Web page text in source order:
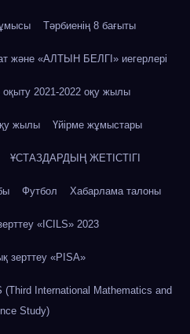
Тәрбиенің 8 бағыты
және «АЛТЫН БЕЛГІ» иегерлері
оқыту 2021-2022 оқу жылы
жылы Үйірме жұмыстары
ҰСТАЗДАРДЫҢ ЖЕТІСТІГІ
Футбол Хабарлама талоны
«IСILS» 2023
зерттеу «PISA»
International Mathematics and
Study)